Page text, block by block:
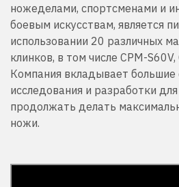
ножеделами, спортсменами и
боевым искусствам, является
использовании 20 различных
клинков, в том числе CPM-
Компания вкладывает большие
исследования и разработки
продолжать делать
ножи.